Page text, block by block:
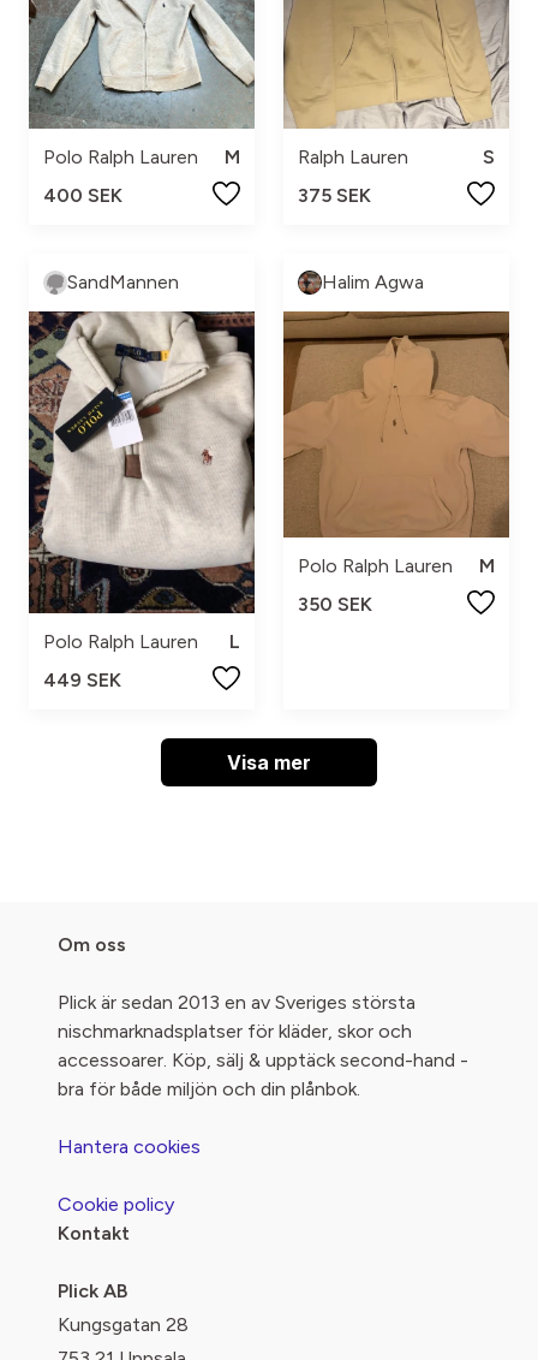
Polo Ralph Lauren
M
400 SEK
Ralph Lauren
S
375 SEK
SandMannen
Polo Ralph Lauren
L
449 SEK
Halim Agwa
Polo Ralph Lauren
M
350 SEK
Visa mer
Om oss
Plick är sedan 2013 en av Sveriges största
nischmarknadsplatser för kläder, skor och
accessoarer. Köp, sälj & upptäck second-hand -
bra för både miljön och din plånbok.
Hantera cookies
Cookie policy
Kontakt
Plick AB
Kungsgatan 28